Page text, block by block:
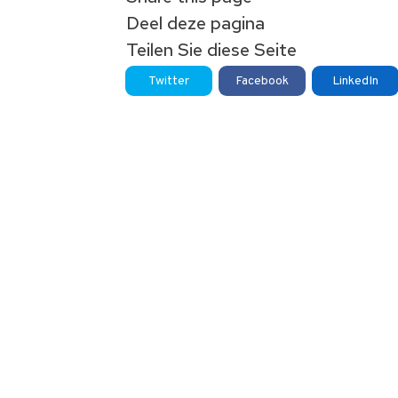
Deel deze pagina
Teilen Sie diese Seite
Twitter Facebook LinkedIn